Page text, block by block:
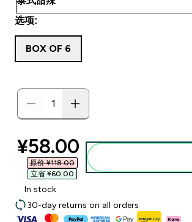
选项:
BOX OF 6
discounted price
¥58.00‎
原价 ¥118.00‎
立省 ¥60.00‎
In stock
30-day returns on all orders